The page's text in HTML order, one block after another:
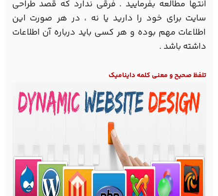
انتها مطالعه بفرمایید . فرقی ندارد که قصد طراحی
سایت برای خود را دارید یا نه ، در هر صورت این
اطلاعات مهم بوده و هر کسی باید درباره آن اطلاعات
داشته باشد .
تلفظ صحیح و معنی کلمه داینامیک